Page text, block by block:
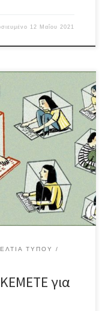
12 Μαΐου 2021
ΓΙΑ
ΤΎΠΟΥ
για